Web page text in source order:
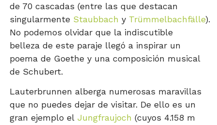
de 70 cascadas (entre las que destacan
singularmente Staubbach y Trümmelbachfälle).
No podemos olvidar que la indiscutible
belleza de este paraje llegó a inspirar un
poema de Goethe y una composición musical
de Schubert.
Lauterbrunnen alberga numerosas maravillas
que no puedes dejar de visitar. De ello es un
gran ejemplo el Jungfraujoch (cuyos 4.158 m